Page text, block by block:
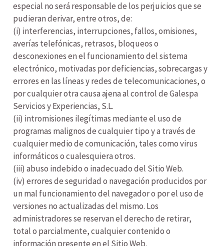
especial no será responsable de los perjuicios que se
pudieran derivar, entre otros, de:
(i) interferencias, interrupciones, fallos, omisiones,
averías telefónicas, retrasos, bloqueos o
desconexiones en el funcionamiento del sistema
electrónico, motivadas por deficiencias, sobrecargas y
errores en las líneas y redes de telecomunicaciones, o
por cualquier otra causa ajena al control de Galespa
Servicios y Experiencias, S.L.
(ii) intromisiones ilegítimas mediante el uso de
programas malignos de cualquier tipo y a través de
cualquier medio de comunicación, tales como virus
informáticos o cualesquiera otros.
(iii) abuso indebido o inadecuado del Sitio Web.
(iv) errores de seguridad o navegación producidos por
un mal funcionamiento del navegador o por el uso de
versiones no actualizadas del mismo. Los
administradores se reservan el derecho de retirar,
total o parcialmente, cualquier contenido o
información presente en el Sitio Web.